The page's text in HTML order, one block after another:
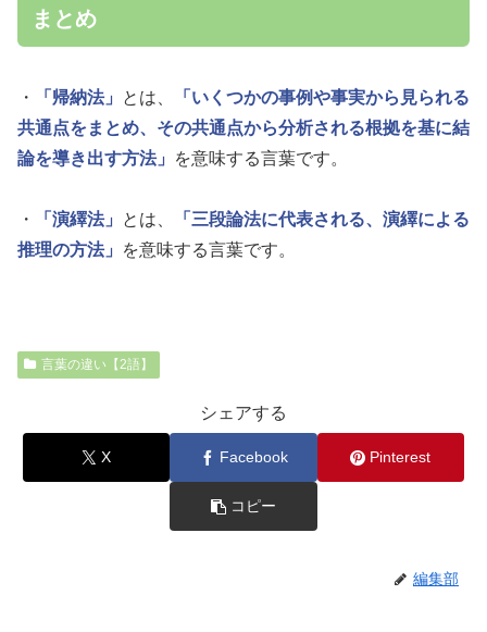
まとめ
・ 「帰納法」 とは、
「いくつかの事例や事実から見られる
共通点をまとめ、その共通点から分析される根拠を基に結
論を導き出す方法」
を意味する言葉です。
・ 「演繹法」 とは、
「三段論法に代表される、演繹による
推理の方法」
を意味する言葉です。
言葉の違い【2語】
シェアする
X Facebook Pinterest
コピー
編集部